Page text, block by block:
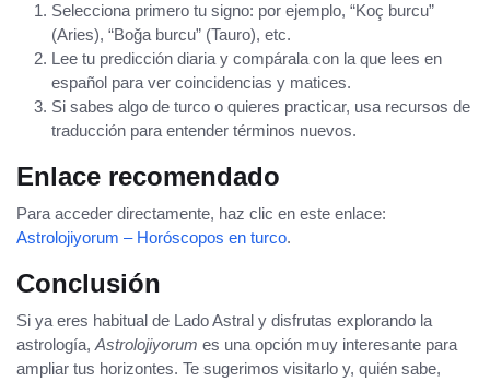
Selecciona primero tu signo: por ejemplo, “Koç burcu”
(Aries), “Boğa burcu” (Tauro), etc.
Lee tu predicción diaria y compárala con la que lees en
español para ver coincidencias y matices.
Si sabes algo de turco o quieres practicar, usa recursos de
traducción para entender términos nuevos.
Enlace recomendado
Para acceder directamente, haz clic en este enlace:
Astrolojiyorum – Horóscopos en turco.
Conclusión
Si ya eres habitual de Lado Astral y disfrutas explorando la
astrología,Astrolojiyorum es una opción muy interesante para
ampliar tus horizontes. Te sugerimos visitarlo y, quién sabe,